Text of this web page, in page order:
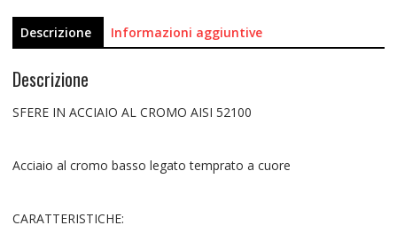
Descrizione Informazioni aggiuntive
Descrizione
SFERE IN ACCIAIO AL CROMO AISI 52100
Acciaio al cromo basso legato temprato a cuore
CARATTERISTICHE: